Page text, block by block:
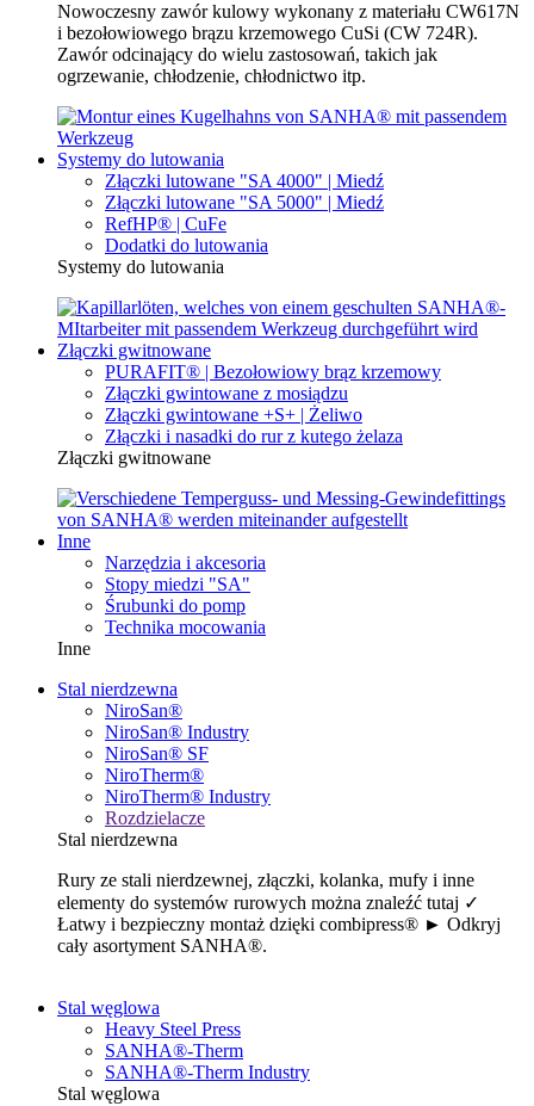
Nowoczesny zawór kulowy wykonany z materiału CW617N
i bezołowiowego brązu krzemowego CuSi (CW 724R).
Zawór odcinający do wielu zastosowań, takich jak
ogrzewanie, chłodzenie, chłodnictwo itp.
Systemy do lutowania
Złączki lutowane "SA 4000" | Miedź
Złączki lutowane "SA 5000" | Miedź
RefHP® | CuFe
Dodatki do lutowania
Systemy do lutowania
Złączki gwitnowane
PURAFIT® | Bezołowiowy brąz krzemowy
Złączki gwintowane z mosiądzu
Złączki gwintowane +S+ | Żeliwo
Złączki i nasadki do rur z kutego żelaza
Złączki gwitnowane
Inne
Narzędzia i akcesoria
Stopy miedzi "SA"
Śrubunki do pomp
Technika mocowania
Inne
Stal nierdzewna
NiroSan®
NiroSan® Industry
NiroSan® SF
NiroTherm®
NiroTherm® Industry
Rozdzielacze
Stal nierdzewna
Rury ze stali nierdzewnej, złączki, kolanka, mufy i inne
elementy do systemów rurowych można znaleźć tutaj ✓
Łatwy i bezpieczny montaż dzięki combipress® ► Odkryj
cały asortyment SANHA®.
Stal węglowa
Heavy Steel Press
SANHA®-Therm
SANHA®-Therm Industry
Stal węglowa